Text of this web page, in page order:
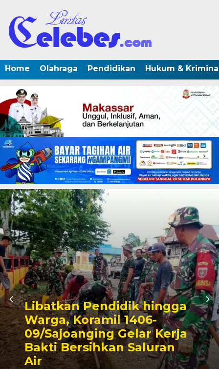
Home Olahraga Pendidikan Hukum &
hingga
1406-
Gelar Kerja
Saluran
Triwulan II
Pendapatan
Capai 49
Rp130 Miliar